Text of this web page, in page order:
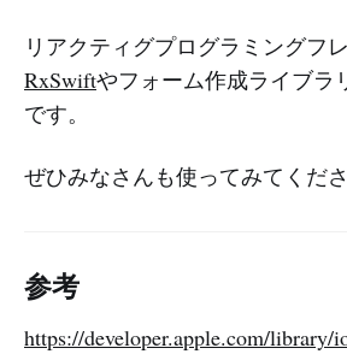
リアクティグプログラミングフ
RxSwiftやフォーム作成ライブラ
です。
ぜひみなさんも使ってみてくださ
参考
https://developer.apple.com/library/